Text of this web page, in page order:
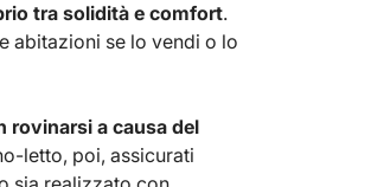
tra solidità e comfort.
abitazioni se lo vendi o lo
rovinarsi a causa del
letto, poi, assicurati